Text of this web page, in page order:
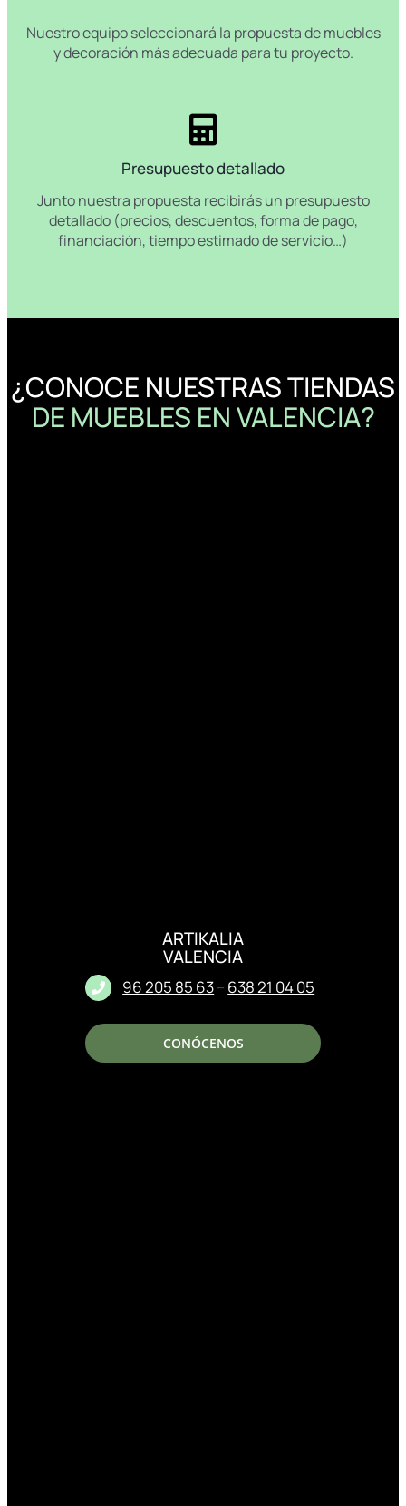
Nuestro equipo seleccionará la propuesta de muebles
y decoración más adecuada para tu proyecto.
Presupuesto detallado
Junto nuestra propuesta recibirás un presupuesto
detallado (precios, descuentos, forma de pago,
financiación, tiempo estimado de servicio…)
¿CONOCE NUESTRAS TIENDAS
DE MUEBLES EN VALENCIA?
ARTIKALIA
VALENCIA
96 205 85 63– 638 21 04 05
CONÓCENOS